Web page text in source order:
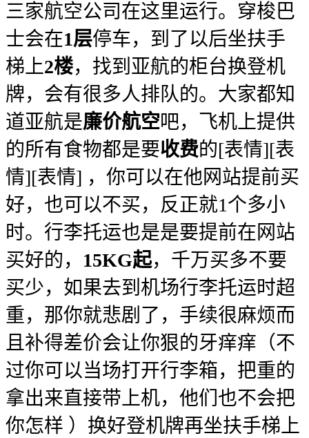
三家航空公司在这里运行。穿梭巴
士会在1层停车，到了以后坐扶手
梯上2楼，找到亚航的柜台换登机
牌，会有很多人排队的。大家都知
道亚航是廉价航空吧，飞机上提供
的所有食物都是要收费的[表情][表
情][表情] ，你可以在他网站提前买
好，也可以不买，反正就1个多小
时。行李托运也是是要提前在网站
买好的， 15KG起，千万买多不要
买少，如果去到机场行李托运时超
重，那你就悲剧了，手续很麻烦而
且补得差价会让你狠的牙痒痒 （不
过你可以当场打开行李箱，把重的
拿出来直接带上机，他们也不会把
你怎样 ）换好登机牌再坐扶手梯上